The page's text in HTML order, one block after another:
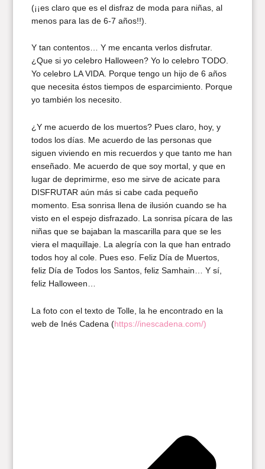
(¡¡es claro que es el disfraz de moda para niñas, al
menos para las de 6-7 años!!).
Y tan contentos… Y me encanta verlos disfrutar.
¿Que si yo celebro Halloween? Yo lo celebro TODO.
Yo celebro LA VIDA. Porque tengo un hijo de 6 años
que necesita éstos tiempos de esparcimiento. Porque
yo también los necesito.
¿Y me acuerdo de los muertos? Pues claro, hoy, y
todos los días. Me acuerdo de las personas que
siguen viviendo en mis recuerdos y que tanto me han
enseñado. Me acuerdo de que soy mortal, y que en
lugar de deprimirme, eso me sirve de acicate para
DISFRUTAR aún más si cabe cada pequeño
momento. Esa sonrisa llena de ilusión cuando se ha
visto en el espejo disfrazado. La sonrisa pícara de las
niñas que se bajaban la mascarilla para que se les
viera el maquillaje. La alegría con la que han entrado
todos hoy al cole. Pues eso. Feliz Día de Muertos,
feliz Día de Todos los Santos, feliz Samhain… Y sí,
feliz Halloween…
La foto con el texto de Tolle, la he encontrado en la
web de Inés Cadena (https://inescadena.com/)